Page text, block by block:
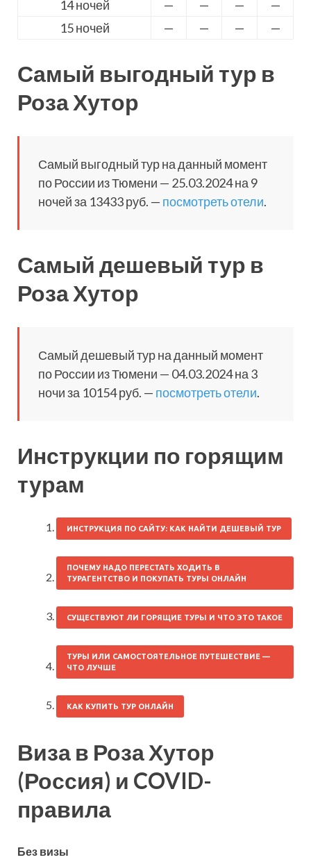
14 ночей — — —
—
15 ночей
— — — —
Самый выгодный тур в
Роза Хутор
Самый выгодный тур на данный момент
по России из Тюмени — 25.03.2024 на 9
ночей за 13433 руб. — посмотреть отели.
Самый дешевый тур в
Роза Хутор
Самый дешевый тур на данный момент
по России из Тюмени — 04.03.2024 на 3
ночи за 10154 руб. — посмотреть отели.
Инструкции по горящим
турам
ИНСТРУКЦИЯ ПО САЙТУ: КАК НАЙТИ ДЕШЕВЫЙ ТУР
ПОЧЕМУ НАДО ПЕРЕСТАТЬ ХОДИТЬ В
ТУРАГЕНТСТВО И ПОКУПАТЬ ТУРЫ ОНЛАЙН
СУЩЕСТВУЮТ ЛИ ГОРЯЩИЕ ТУРЫ И ЧТО ЭТО ТАКОЕ
ТУРЫ ИЛИ САМОСТОЯТЕЛЬНОЕ ПУТЕШЕСТВИЕ —
ЧТО ЛУЧШЕ
КАК КУПИТЬ ТУР ОНЛАЙН
Виза в Роза Хутор
(Россия) и COVID-
правила
Без визы